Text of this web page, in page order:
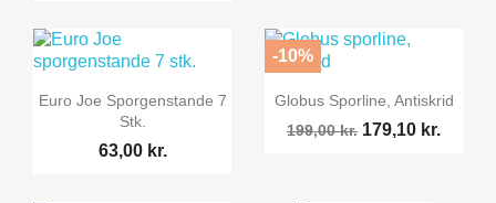
Euro Joe Sporgenstande 7
Stk.
63,00 kr.
Globus Sporline, Antiskrid
199,00 kr. 179,10 kr.
-10%